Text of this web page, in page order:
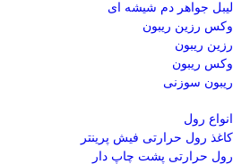
لیبل جواهر دم شیشه ای
وکس رزین ریبون
رزین ریبون
وکس ریبون
ریبون سوزنی
انواع رول
کاغذ رول حرارتی فیش پرینتر
رول حرارتی پشت چاپ دار